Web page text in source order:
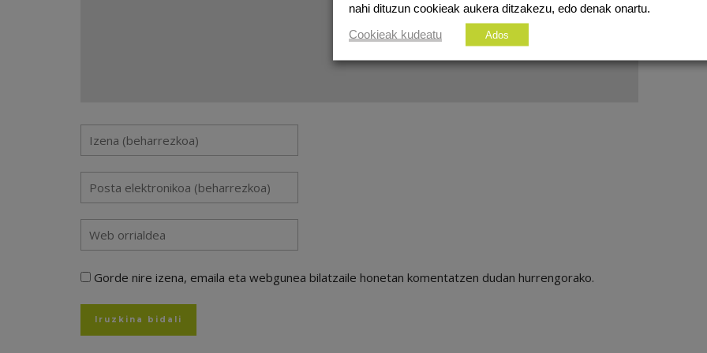
Gorde nire izena, emaila eta webgunea bilatzaile honetan komentatzen dudan hurrengorako.
nahi dituzun cookieak aukera ditzakezu, edo denak onartu.
Cookieak kudeatu Ados